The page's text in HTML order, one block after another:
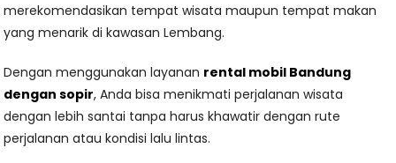
merekomendasikan tempat wisata maupun tempat makan
yang menarik di kawasan Lembang.
Dengan menggunakan layanan rental mobil Bandung
dengan sopir, Anda bisa menikmati perjalanan wisata
dengan lebih santai tanpa harus khawatir dengan rute
perjalanan atau kondisi lalu lintas.